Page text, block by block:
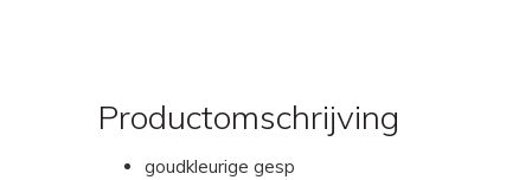
Productomschrijving
goudkleurige gesp